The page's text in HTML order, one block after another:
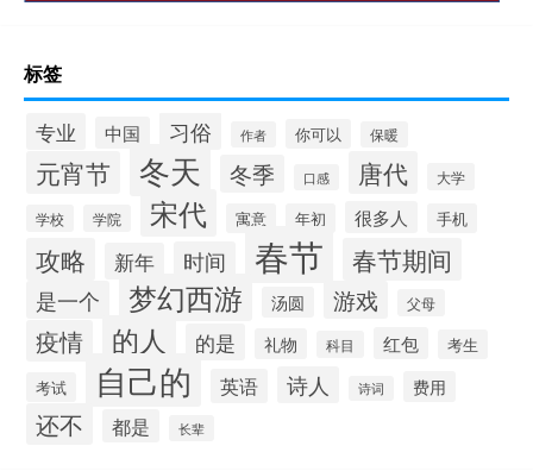
标签
专业 中国 习俗 作者 你可以 保暖
元宵节 冬天 冬季 口感 唐代 大学
学校 学院 宋代 寓意 年初 很多人 手机
攻略 新年 时间 春节 春节期间
是一个 梦幻西游 汤圆 游戏 父母
疫情 的人 的是 礼物 科目 红包
考生
考试
自己的 英语 诗人 诗词 费用
还不 都是 长辈